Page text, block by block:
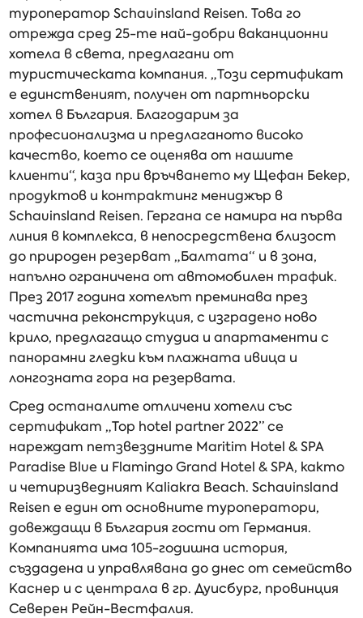
туроператор Schauinsland Reisen. Това го
отрежда сред 25-те най-добри ваканционни
хотела в света, предлагани от
туристическата компания. „Този сертификат
е единственият, получен от партньорски
хотел в България. Благодарим за
професионализма и предлаганото високо
качество, което се оценява от нашите
клиенти“, каза при връчването му Щефан Бекер,
продуктов и контрактинг мениджър в
Schauinsland Reisen. Гергана се намира на първа
линия в комплекса, в непосредствена близост
до природен резерват „Балтата“ и в зона,
напълно ограничена от автомобилен трафик.
През 2017 година хотелът преминава през
частична реконструкция, с изградено ново
крило, предлагащо студиа и апартаменти с
панорамни гледки към плажната ивица и
лонгозната гора на резервата.
Сред останалите отличени хотели със
сертификат „Top hotel partner 2022” се
нареждат петзвездните Maritim Hotel & SPA
Paradise Blue и Flamingo Grand Hotel & SPA, както
и четиризведният Kaliakra Beach. Schauinsland
Reisen е един от основните туроператори,
довеждащи в България гости от Германия.
Компанията има 105-годишна история,
създадена и управлявана до днес от семейство
Каснер и с централа в гр. Дуисбург, провинция
Северен Рейн-Вестфалия.